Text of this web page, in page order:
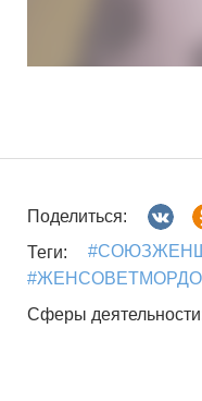
Поделиться:
Теги:
Сферы